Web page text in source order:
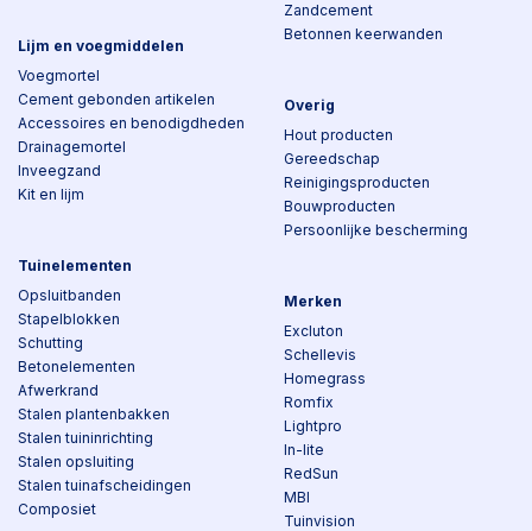
Lijm en voegmiddelen
Voegmortel
Cement gebonden artikelen
Accessoires en benodigdheden
Drainagemortel
Inveegzand
Kit en lijm
Tuinelementen
Opsluitbanden
Stapelblokken
Schutting
Betonelementen
Afwerkrand
Stalen plantenbakken
Stalen tuininrichting
Stalen opsluiting
Stalen tuinafscheidingen
Composiet
Zandcement
Betonnen keerwanden
Overig
Hout producten
Gereedschap
Reinigingsproducten
Bouwproducten
Persoonlijke bescherming
Merken
Excluton
Schellevis
Homegrass
Romfix
Lightpro
In-lite
RedSun
MBI
Tuinvision